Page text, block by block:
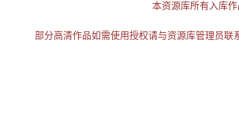
本资源库所有入库
部分高清作品如需使用授权请与资源库管理员联